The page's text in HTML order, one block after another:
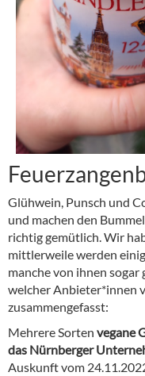
Glühwein, Punsch und
und machen den
richtig gemütlich. Wir
mittlerweile werden
manche von ihnen
welcher Anbieter*innen
zusammengefasst:
Mehrere Sorten vegane
das Nürnberger
Auskunft vom